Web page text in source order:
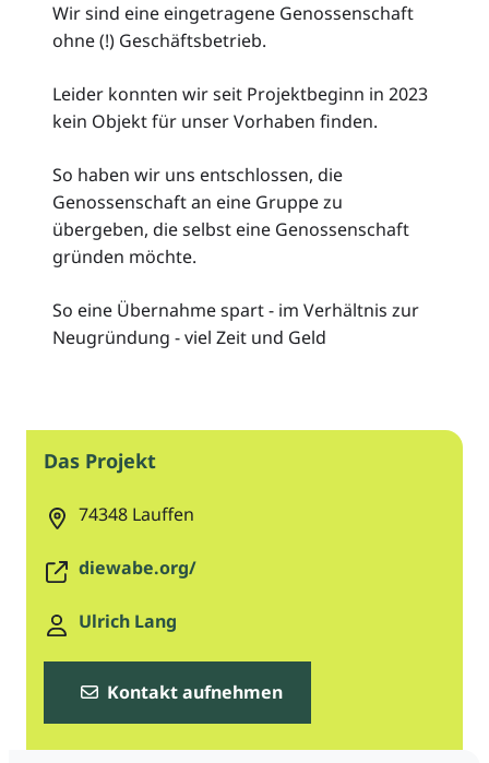
Wir sind eine eingetragene Genossenschaft
ohne (!) Geschäftsbetrieb.
Leider konnten wir seit Projektbeginn in 2023
kein Objekt für unser Vorhaben finden.
So haben wir uns entschlossen, die
Genossenschaft an eine Gruppe zu
übergeben, die selbst eine Genossenschaft
gründen möchte.
So eine Übernahme spart - im Verhältnis zur
Neugründung - viel Zeit und Geld
Das Projekt
74348 Lauffen
diewabe.org/
Ulrich Lang
Kontakt aufnehmen